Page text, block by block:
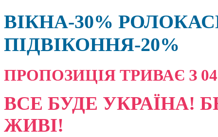
ВІКНА-30%
ПІДВІКОННЯ-20%
ПРОПОЗИЦІЯ ТРИВАЄ З
ВСЕ БУДЕ УКРАЇНА!
ЖИВІ!